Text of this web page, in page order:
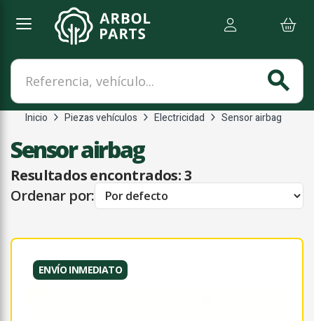
Referencia, vehículo...
search
Inicio Piezas vehículos Electricidad Sensor airbag
Sensor airbag
Resultados encontrados:3
Ordenar por:
ENVÍO INMEDIATO